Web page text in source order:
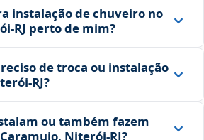
instalação de chuveiro no
perto de mim?
de troca ou instalação
ou também fazem
Niterói‑RJ?